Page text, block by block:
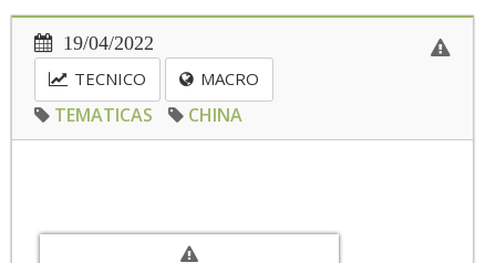
19/04/2022
TECNICO
MACRO
TEMATICAS CHINA